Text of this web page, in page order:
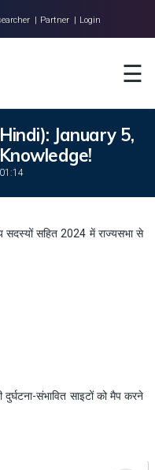
| Partner | Login
☰
January 5,
सहित 2024 में राज्यसभा से
संभावित साइटों को मैप करने